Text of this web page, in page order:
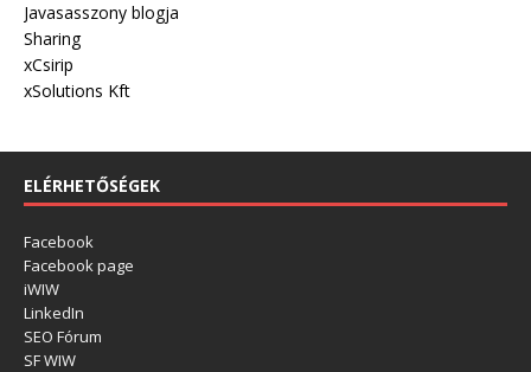
Javasasszony blogja
Sharing
xCsirip
xSolutions Kft
ELÉRHETŐSÉGEK
Facebook
Facebook page
iWIW
LinkedIn
SEO Fórum
SF WIW